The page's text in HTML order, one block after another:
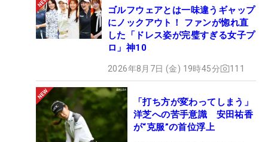
ゴルフウェアとは一味違うギャップ
にノックアウト！ ファンが惚れ直
した「ドレス姿が完璧すぎる女子プ
ロ」神10
2026年8月7日 (金) 19時45分 111
「打ち方が変わってしまう」
洋芝への苦手意識 安田祐香
が“克服”の首位浮上